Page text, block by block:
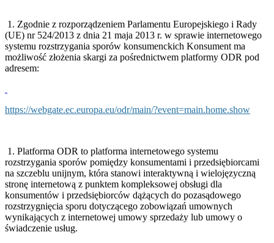
1. Zgodnie z rozporządzeniem Parlamentu Europejskiego i Rady
(UE) nr 524/2013 z dnia 21 maja 2013 r. w sprawie internetowego
systemu rozstrzygania sporów konsumenckich Konsument ma
możliwość złożenia skargi za pośrednictwem platformy ODR pod
adresem:
https://webgate.ec.europa.eu/odr/main/?event=main.home.show
1. Platforma ODR to platforma internetowego systemu
rozstrzygania sporów pomiędzy konsumentami i przedsiębiorcami
na szczeblu unijnym, która stanowi interaktywną i wielojęzyczną
stronę internetową z punktem kompleksowej obsługi dla
konsumentów i przedsiębiorców dążących do pozasądowego
rozstrzygnięcia sporu dotyczącego zobowiązań umownych
wynikających z internetowej umowy sprzedaży lub umowy o
świadczenie usług.